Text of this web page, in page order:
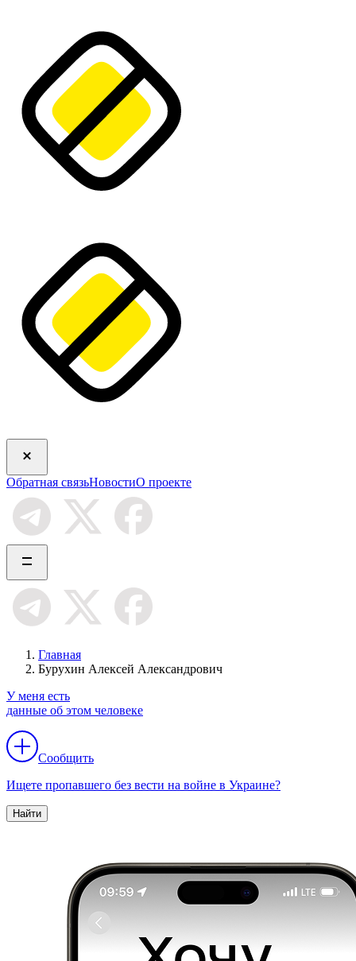
Обратная связьНовостиО проекте
Главная
Бурухин Алексей Александрович
У меня есть
данные об этом человеке
Сообщить
Ищете пропавшего без вести на войне в Украине?
Найти